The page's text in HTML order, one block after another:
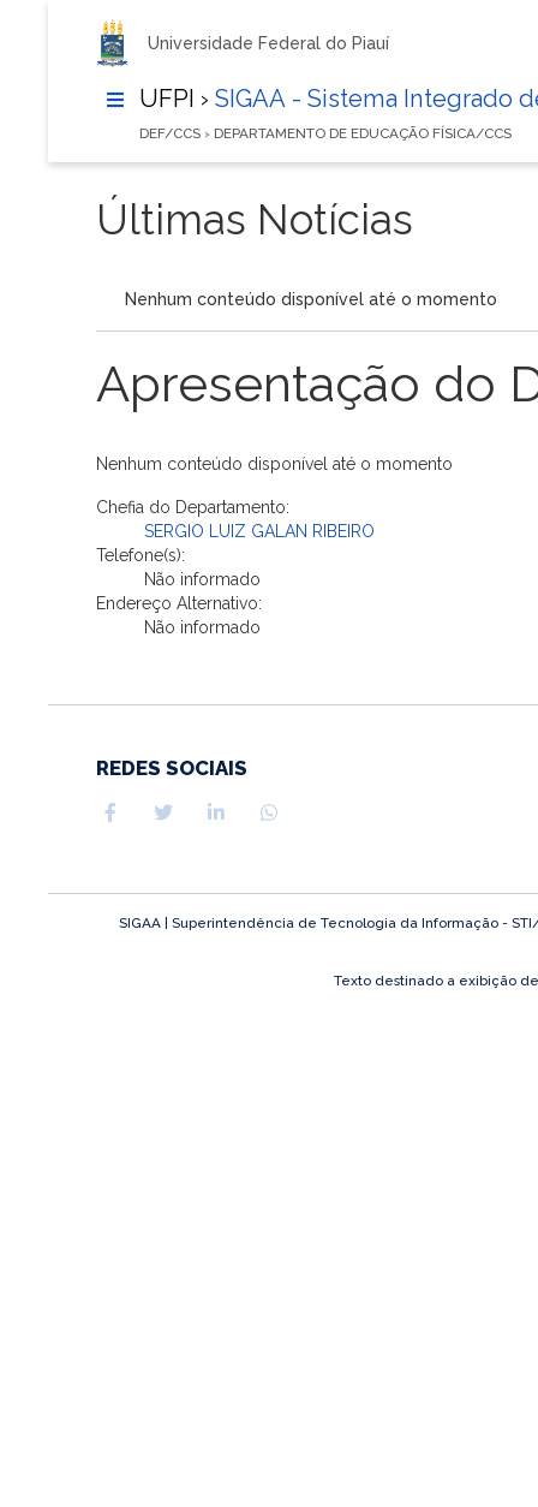
Universidade Federal do Piauí
UFPI › SIGAA - Sistema Integrado
DEF/CCS › DEPARTAMENTO DE EDUCAÇÃO FÍSICA/CCS
Últimas Notícias
Nenhum conteúdo disponível até o momento
Apresentação do
Nenhum conteúdo disponível até o momento
Chefia do Departamento:
SERGIO LUIZ GALAN RIBEIRO
Telefone(s):
Não informado
Endereço Alternativo:
Não informado
REDES SOCIAIS
SIGAA | Superintendência de Tecnologia da Informação -
Texto destinado a exibição